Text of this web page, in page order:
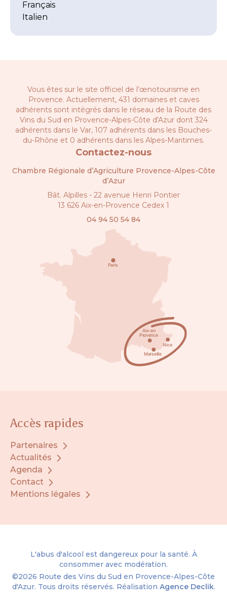
Français
Italien
Vous êtes sur le site officiel de l’œnotourisme en
Provence. Actuellement, 431 domaines et caves
adhérents sont intégrés dans le réseau de la Route des
Vins du Sud en Provence-Alpes-Côte d'Azur dont 324
adhérents dans le Var, 107 adhérents dans les Bouches-
du-Rhône et 0 adhérents dans les Alpes-Maritimes.
Contactez-nous
Chambre Régionale d’Agriculture Provence-Alpes-Côte
d’Azur
Bât. Alpilles - 22 avenue Henri Pontier
13 626 Aix-en-Provence Cedex 1
04 94 50 54 84
Accès rapides
Partenaires
Actualités
Agenda
Contact
Mentions légales
L'abus d'alcool est dangereux pour la santé. À
consommer avec modération.
©2026 Route des Vins du Sud en Provence-Alpes-Côte
d'Azur. Tous droits réservés. Réalisation Agence Declik.